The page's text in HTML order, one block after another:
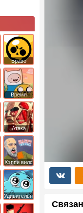
Браво
Старс
Время
Приключений
Атака
Титанов
Хэппи вилс
Удивительный
мир
Гамбола